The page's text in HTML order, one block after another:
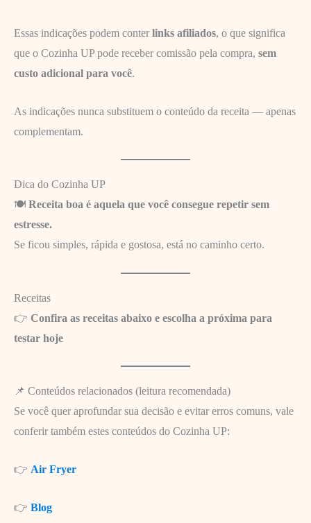
Essas indicações podem conter links afiliados, o que significa
que o Cozinha UP pode receber comissão pela compra, sem
custo adicional para você.
As indicações nunca substituem o conteúdo da receita — apenas
complementam.
Dica do Cozinha UP
🍽️ Receita boa é aquela que você consegue repetir sem
estresse.
Se ficou simples, rápida e gostosa, está no caminho certo.
Receitas
👉 Confira as receitas abaixo e escolha a próxima para
testar hoje
📌 Conteúdos relacionados (leitura recomendada)
Se você quer aprofundar sua decisão e evitar erros comuns, vale
conferir também estes conteúdos do Cozinha UP:
👉 Air Fryer
👉 Blog